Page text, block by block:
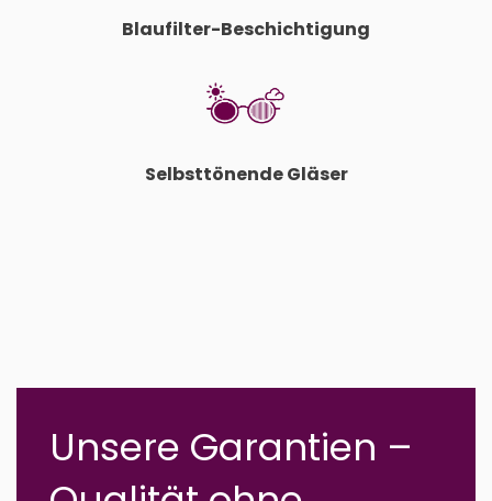
Blaufilter-Beschichtigung
Selbsttönende Gläser
Unsere Garantien –